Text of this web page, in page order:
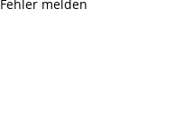
Fehler melden